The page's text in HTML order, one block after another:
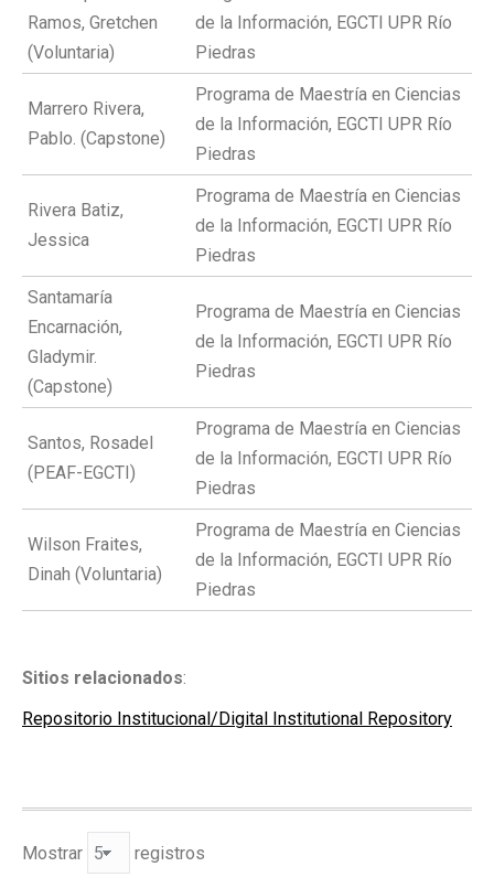
Ramos, Gretchen
(Voluntaria)
de la Información, EGCTI UPR Río
Piedras
Marrero Rivera,
Pablo. (Capstone)
Programa de Maestría en Ciencias
de la Información, EGCTI UPR Río
Piedras
Rivera Batiz,
Jessica
Programa de Maestría en Ciencias
de la Información, EGCTI UPR Río
Piedras
Santamaría
Encarnación,
Gladymir.
(Capstone)
Programa de Maestría en Ciencias
de la Información, EGCTI UPR Río
Piedras
Santos, Rosadel
(PEAF-EGCTI)
Programa de Maestría en Ciencias
de la Información, EGCTI UPR Río
Piedras
Wilson Fraites,
Dinah (Voluntaria)
Programa de Maestría en Ciencias
de la Información, EGCTI UPR Río
Piedras
Sitios relacionados:
Repositorio Institucional/Digital Institutional Repository
Mostrar registros